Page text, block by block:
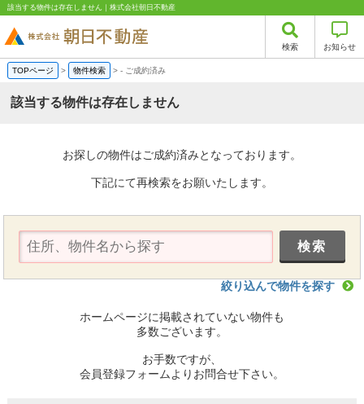
該当する物件は存在しません｜株式会社朝日不動産
検索 お知らせ
TOPページ > 物件検索 >- ご成約済み
該当する物件は存在しません
お探しの物件はご成約済みとなっております。
下記にて再検索をお願いたします。
絞り込んで物件を探す
ホームページに掲載されていない物件も
多数ございます。
お手数ですが、
会員登録フォームよりお問合せ下さい。